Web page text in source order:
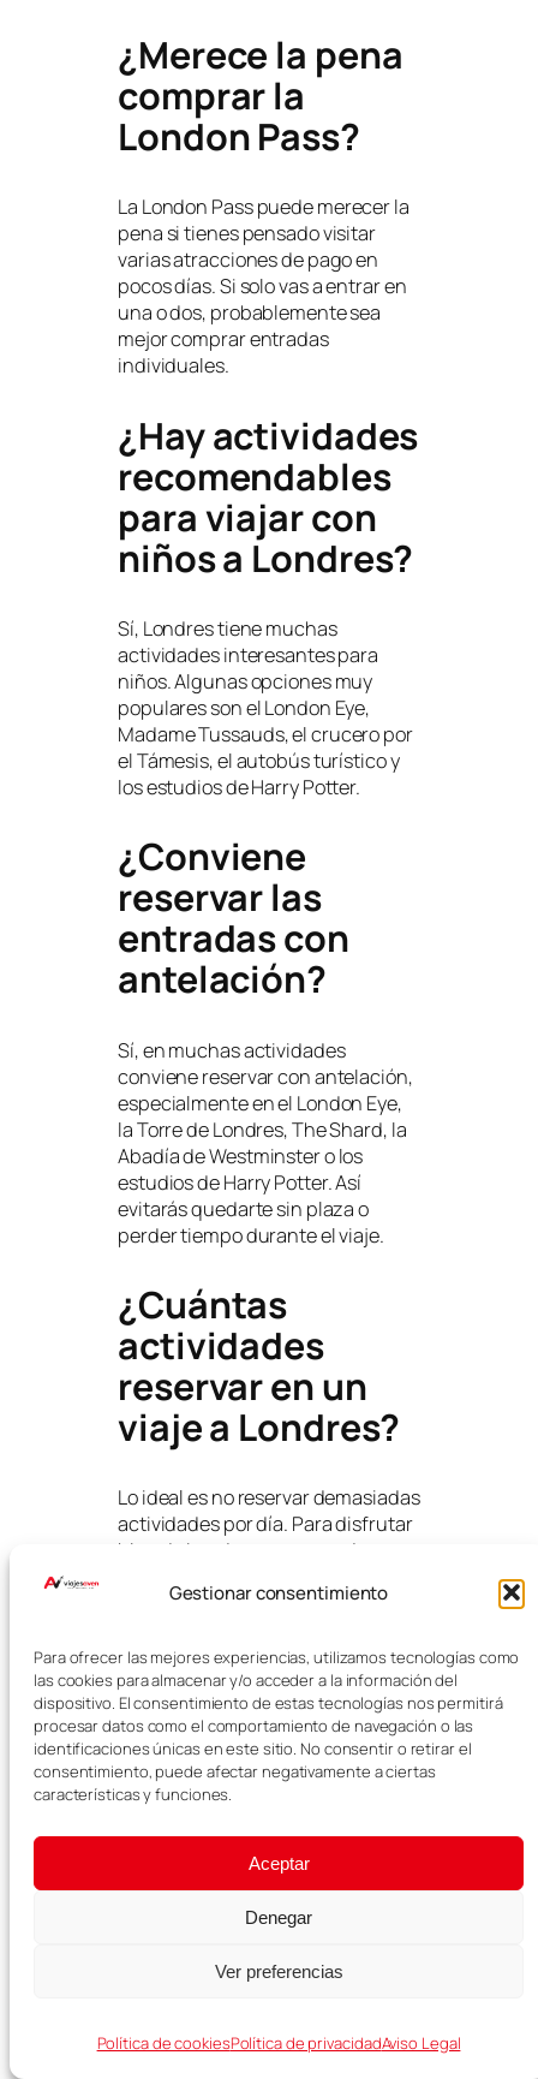
Gestionar consentimiento
Para ofrecer las mejores experiencias, utilizamos tecnologías como
las cookies para almacenar y/o acceder a la información del
dispositivo. El consentimiento de estas tecnologías nos permitirá
procesar datos como el comportamiento de navegación o las
identificaciones únicas en este sitio. No consentir o retirar el
consentimiento, puede afectar negativamente a ciertas
características y funciones.
Aceptar
Denegar
Ver preferencias
Política de cookiesPolítica de privacidadAviso Legal
¿Merece la pena
comprar la
London Pass?
La London Pass puede merecer la
pena si tienes pensado visitar
varias atracciones de pago en
pocos días. Si solo vas a entrar en
una o dos, probablemente sea
mejor comprar entradas
individuales.
¿Hay actividades
recomendables
para viajar con
niños a Londres?
Sí, Londres tiene muchas
actividades interesantes para
niños. Algunas opciones muy
populares son el London Eye,
Madame Tussauds, el crucero por
el Támesis, el autobús turístico y
los estudios de Harry Potter.
¿Conviene
reservar las
entradas con
antelación?
Sí, en muchas actividades
conviene reservar con antelación,
especialmente en el London Eye,
la Torre de Londres, The Shard, la
Abadía de Westminster o los
estudios de Harry Potter. Así
evitarás quedarte sin plaza o
perder tiempo durante el viaje.
¿Cuántas
actividades
reservar en un
viaje a Londres?
Lo ideal es no reservar demasiadas
actividades por día. Para disfrutar
bien de Londres, recomendamos
pago con paseos por barrios,
ambiente.
Nuestro consejo
final sobre
actividades en
Londres
Las mejores actividades y
dependerán mucho de tus días
prioriza los grandes iconos como